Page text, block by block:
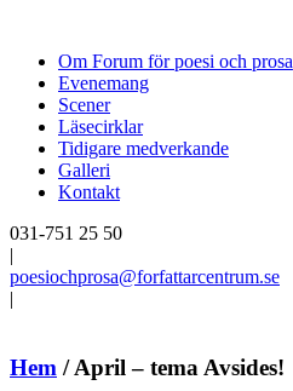
Om Forum för poesi och prosa
Evenemang
Scener
Läsecirklar
Tidigare medverkande
Galleri
Kontakt
031-751 25 50
|
poesiochprosa@forfattarcentrum.se
|
Hem /April – tema Avsides!